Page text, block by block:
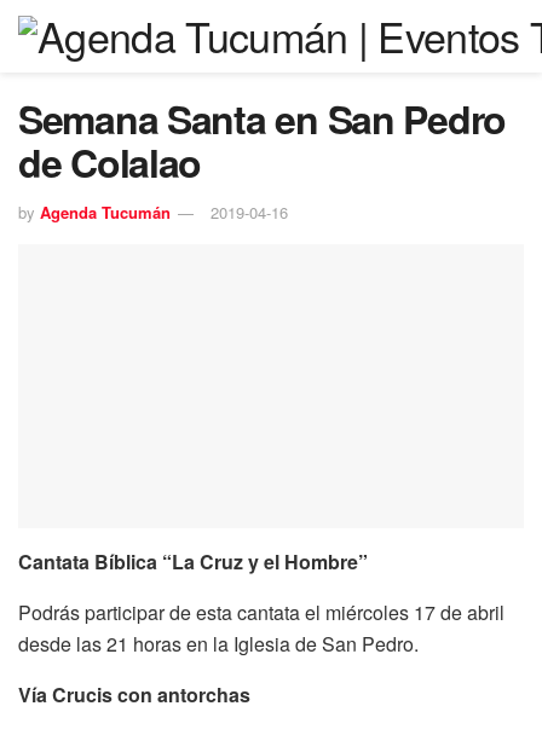
Semana Santa en San Pedro
de Colalao
by Agenda Tucumán 2019-04-16
Cantata Bíblica “La Cruz y el Hombre”
Podrás participar de esta cantata el miércoles 17 de abril
desde las 21 horas en la Iglesia de San Pedro.
Vía Crucis con antorchas